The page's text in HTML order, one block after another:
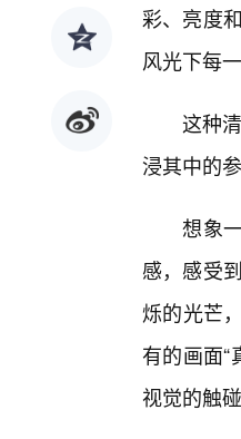
彩、亮度
风光下每
这种
浸其中的参
想象
感，感受
烁的光芒
有的画面
视觉的触碰